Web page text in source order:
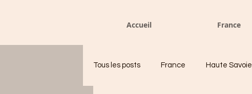
Accueil France
Tous les posts France Haute Savoie